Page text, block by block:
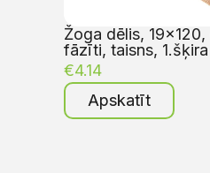
Žoga dēlis,
fāzīti, taisns, 1.šķira
€4.14
Apskatīt